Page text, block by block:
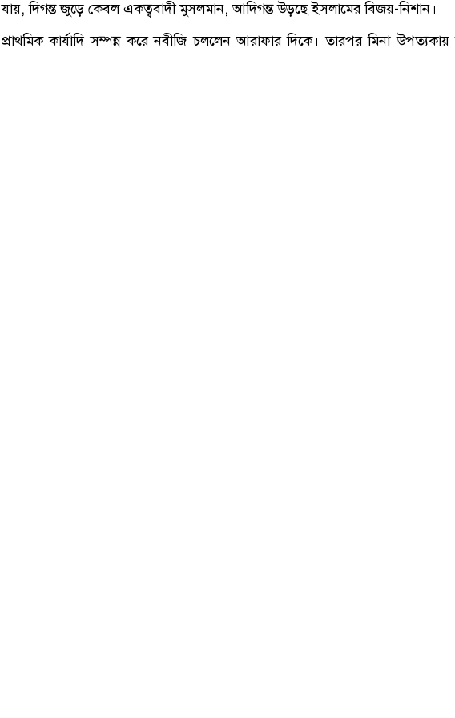
যায়, দিগন্ত জুড়ে কেবল একত্ববাদী মুসলমান, আদিগন্ত উড়ছে ইসলামের বিজয়-নিশান।
প্রাথমিক কার্যাদি সম্পন্ন করে নবীজি চললেন আরাফার দিকে। তারপর মিনা উপত্যকায়